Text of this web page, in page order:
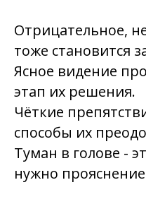
Отрицательное,
тоже становится
Ясное видение
этап их решения.
Чёткие
способы их
Туман в голове -
нужно